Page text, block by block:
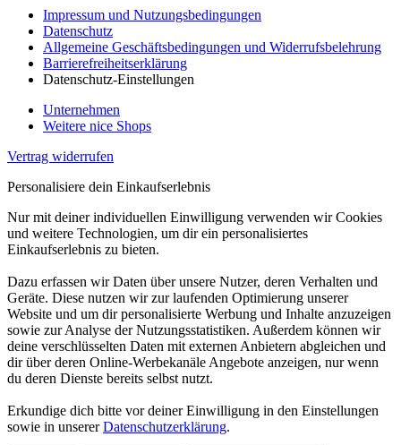
Impressum und Nutzungsbedingungen
Datenschutz
Allgemeine Geschäftsbedingungen und Widerrufsbelehrung
Barrierefreiheitserklärung
Datenschutz-Einstellungen
Unternehmen
Weitere nice Shops
Vertrag widerrufen
Personalisiere dein Einkaufserlebnis
Nur mit deiner individuellen Einwilligung verwenden wir Cookies
und weitere Technologien, um dir ein personalisiertes
Einkaufserlebnis zu bieten.
Dazu erfassen wir Daten über unsere Nutzer, deren Verhalten und
Geräte. Diese nutzen wir zur laufenden Optimierung unserer
Website und um dir personalisierte Werbung und Inhalte anzuzeigen
sowie zur Analyse der Nutzungsstatistiken. Außerdem können wir
deine verschlüsselten Daten mit externen Anbietern abgleichen und
dir über deren Online-Werbekanäle Angebote anzeigen, nur wenn
du deren Dienste bereits selbst nutzt.
Erkundige dich bitte vor deiner Einwilligung in den Einstellungen
sowie in unsererDatenschutzerklärung.